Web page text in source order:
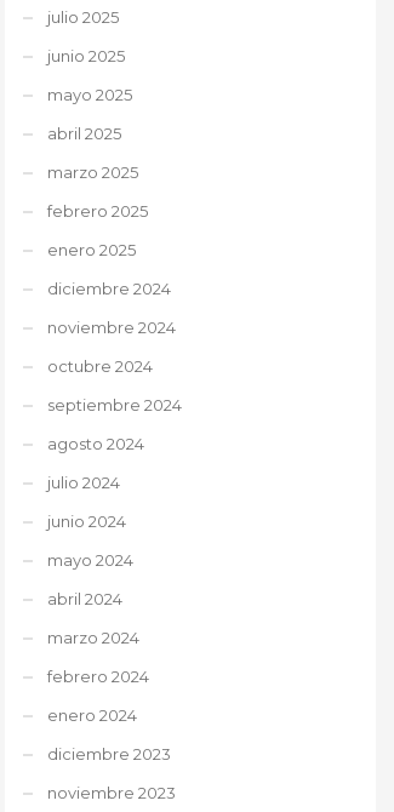
julio 2025
junio 2025
mayo 2025
abril 2025
marzo 2025
febrero 2025
enero 2025
diciembre 2024
noviembre 2024
octubre 2024
septiembre 2024
agosto 2024
julio 2024
junio 2024
mayo 2024
abril 2024
marzo 2024
febrero 2024
enero 2024
diciembre 2023
noviembre 2023